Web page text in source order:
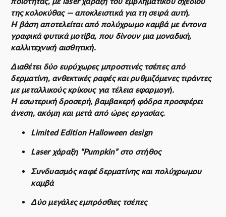
n
a
l
p
r
c
e
a
:
9
0
€
ο
υ
σ
α
τ
μ
ε
α
:
4
0
της κολοκύθας — αποκλειστικά για τη σειρά αυτή.
Η βάση αποτελείται από πολύχρωμο καμβά με έντονα
γραφικά φυτικά μοτίβα, που δίνουν μια μοναδική,
καλλιτεχνική αισθητική.
Διαθέτει δύο ευρύχωρες μπροστινές τσέπες από
δερματίνη, ανθεκτικές ραφές και ρυθμιζόμενες τιράντες
με μεταλλικούς κρίκους για τέλεια εφαρμογή.
Η εσωτερική δροσερή, βαμβακερή φόδρα προσφέρει
άνεση, ακόμη και μετά από ώρες εργασίας.
Limited Edition Halloween design
Laser χάραξη “Pumpkin” στο στήθος
Συνδυασμός καφέ δερματίνης και πολύχρωμου
καμβά
Δύο μεγάλες εμπρόσθιες τσέπες